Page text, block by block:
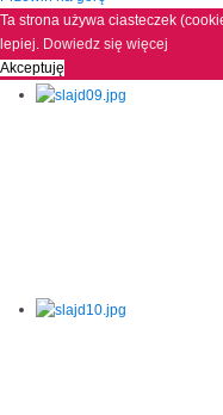
Ta strona używa ciasteczek
lepiej. Dowiedz się więcej
Akceptuję